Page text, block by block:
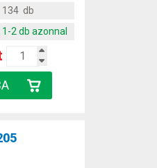
134 db
1-2 db azonnal